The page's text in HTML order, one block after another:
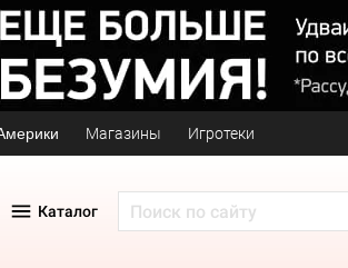
Магазины Игротеки
Каталог